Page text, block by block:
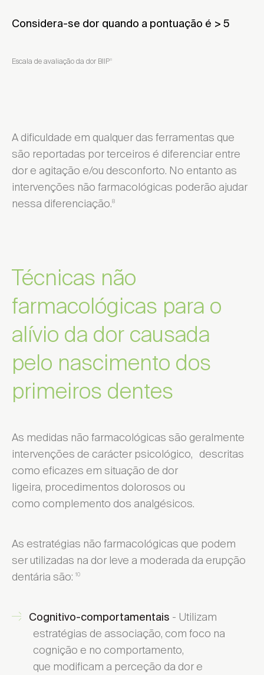
Considera-se dor quando a pontuação é > 5
Escala de avaliação da dor BIIP11
A dificuldade em qualquer das ferramentas que
são reportadas por terceiros é diferenciar entre
dor e agitação e/ou desconforto. No entanto as
intervenções não farmacológicas poderão ajudar
nessa diferenciação.8
Técnicas não
farmacológicas para o
alívio da dor causada
pelo nascimento dos
primeiros dentes
As medidas não farmacológicas são geralmente
intervenções de carácter psicológico, descritas
como eficazes em situação de dor
ligeira, procedimentos dolorosos ou
como complemento dos analgésicos.
As estratégias não farmacológicas que podem
ser utilizadas na dor leve a moderada da erupção
dentária são: 10
Cognitivo-comportamentais - Utilizam
estratégias de associação, com foco na
cognição e no comportamento,
que modificam a perceção da dor e